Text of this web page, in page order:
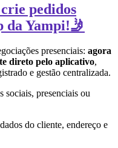
pedidos
da Yampi!🤳
presenciais: agora
direto pelo aplicativo,
e gestão centralizada.
sociais, presenciais ou
do cliente, endereço e